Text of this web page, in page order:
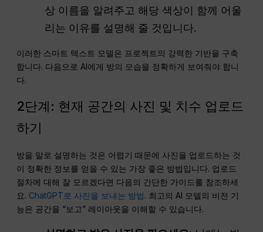
상 이름을 알려주고 해당 색상이 함께 어울
리는 이유를 설명해 줄 것입니다.
이러한 스마트 텍스트 모델은 프로젝트의 강력한 기반을 구축
합니다. 다음으로 AI에게 방의 모습을 정확하게 보여줘야 합니
다.
2단계: 현재 공간의 사진 및 치수 업로드
하기
방을 말로 설명하는 것은 어렵기 때문에 사진을 업로드하는 것
이 정확한 정보를 얻을 수 있는 가장 좋은 방법입니다. 업로드
절차에 대해 잘 모르겠다면 다음의 간단한 가이드를 참조하세
요. ChatGPT로 사진을 보내는 방법. 최고의 AI 모델의 비전 기
능은 공간을 “보고” 레이아웃을 이해할 수 있습니다.